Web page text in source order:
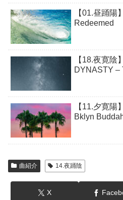
【01.昼踊陽
Redeemed
【18.夜寛陰
DYNASTY –
【11.夕寛陽
Bklyn
曲紹介 14.夜踊陰
X